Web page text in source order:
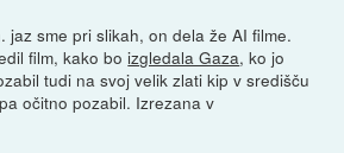
jaz sme pri slikah, on dela že AI filme.
film, kako boizgledala Gaza, ko jo
tudi na svoj velik zlati kip v središču
očitno pozabil. Izrezana v